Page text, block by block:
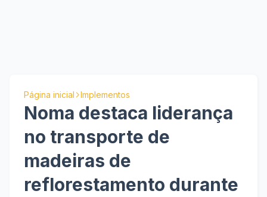
Página inicial Implementos
Noma destaca liderança
no transporte de
madeiras de
reflorestamento durante